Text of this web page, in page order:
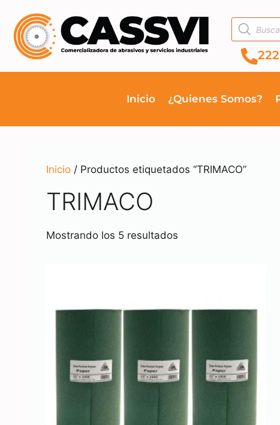
Inicio ¿Quienes Somos?
Inicio / Productos etiquetados “TRIMACO”
TRIMACO
Mostrando los 5 resultados